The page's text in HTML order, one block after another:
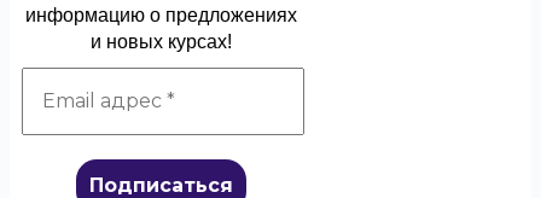
информацию о предложениях
и новых курсах!